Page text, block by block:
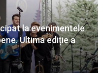
la evenimentele
Ultima ediție a